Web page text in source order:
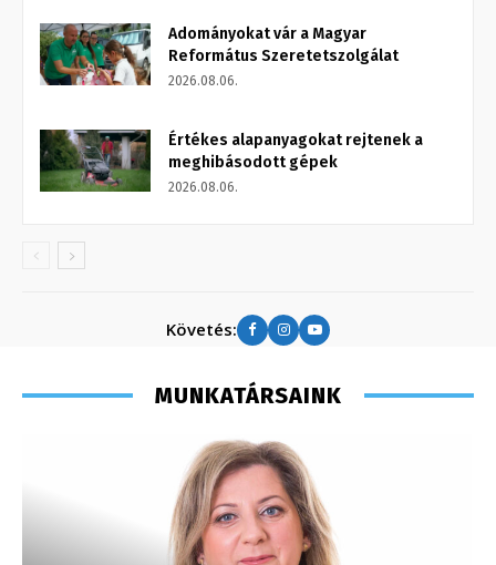
Adományokat vár a Magyar
Református Szeretetszolgálat
2026.08.06.
Értékes alapanyagokat rejtenek a
meghibásodott gépek
2026.08.06.
Követés:
MUNKATÁRSAINK